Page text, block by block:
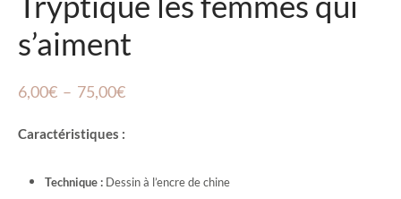
s’aiment
6,00€ – 75,00€Plage
Caractéristiques :
Technique : Dessin à l’encre de chine